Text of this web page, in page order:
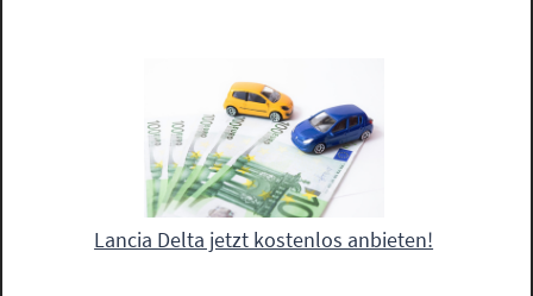
Lancia Delta jetzt kostenlos anbieten!